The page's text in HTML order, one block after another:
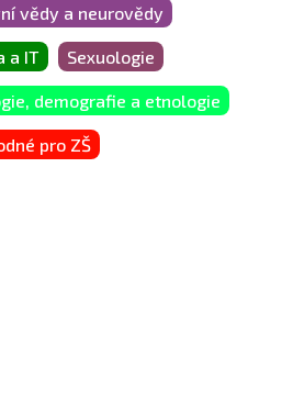
vědy a neurovědy
a IT Sexuologie
demografie a etnologie
pro ZŠ